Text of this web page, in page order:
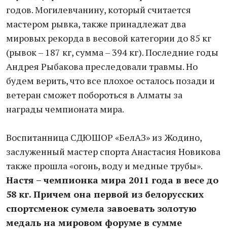
годов. Могилевчанину, который считается
мастером рывка, также принадлежат два
мировых рекорда в весовой категории до 85 кг
(рывок – 187 кг, сумма – 394 кг). Последние годы
Андрея Рыбакова преследовали травмы. Но
будем верить, что все плохое осталось позади и
ветеран сможет побороться в Алматы за
награды чемпионата мира.
Воспитанница СДЮШОР «БелАЗ» из Жодино,
заслуженный мастер спорта Анастасия Новикова
также прошла «огонь, воду и медные трубы».
Настя – чемпионка мира 2011 года в весе до
58 кг. Причем она первой из белорусских
спортсменок сумела завоевать золотую
медаль на мировом форуме в сумме